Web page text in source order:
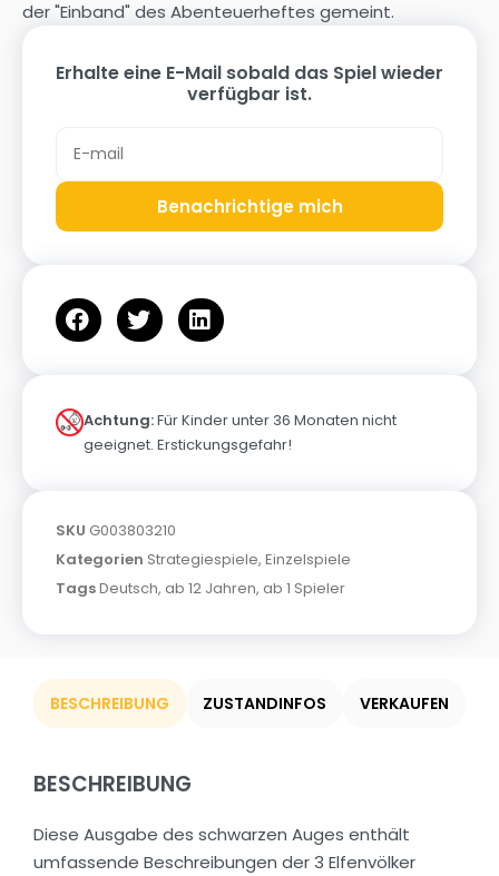
der "Einband" des Abenteuerheftes gemeint.
Erhalte eine E-Mail sobald das Spiel wieder
verfügbar ist.
Benachrichtige mich
Achtung:Für Kinder unter 36 Monaten nicht
geeignet. Erstickungsgefahr!
SKU G003803210
Kategorien Strategiespiele, Einzelspiele
TagsDeutsch, ab 12 Jahren, ab 1 Spieler
BESCHREIBUNG ZUSTANDINFOS VERKAUFEN
BESCHREIBUNG
Diese Ausgabe des schwarzen Auges enthält
umfassende Beschreibungen der 3 Elfenvölker